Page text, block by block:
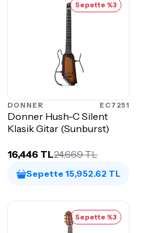
Sepette %3
DONNER EC7251
Donner Hush-C Silent
Klasik Gitar (Sunburst)
16,446 TL24,669 TL
Sepette 15,952.62 TL
Sepette %3